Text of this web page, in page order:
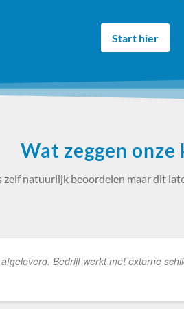
Start hier
Wat zeggen
natuurlijk beoordelen maar dit
Bedrijf werkt met externe